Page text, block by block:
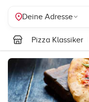
Deine Adresse
Pizza Klassiker